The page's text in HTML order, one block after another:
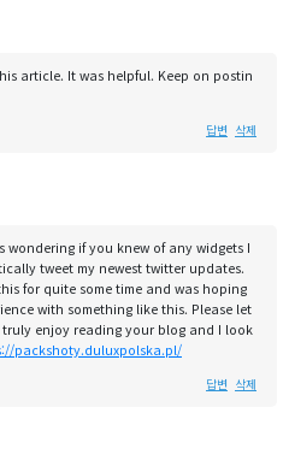
article. It was helpful. Keep on postin
답변 삭제
if you knew of any widgets I
tweet my newest twitter updates.
for quite some time and was hoping
with something like this. Please let
enjoy reading your blog and I look
packshoty.duluxpolska.pl/
답변 삭제